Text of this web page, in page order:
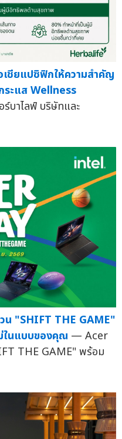
เชียแปซิฟิกให้ความสำคัญ
ะแส Wellness
บาไลฟ์ บริษัทและ
น "SHIFT THE GAME"
ในแบบของคุณ — Acer
THE GAME" พร้อม